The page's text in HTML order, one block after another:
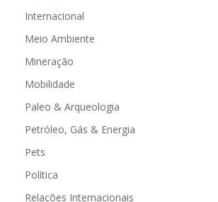
Internacional
Meio Ambiente
Mineração
Mobilidade
Paleo & Arqueologia
Petróleo, Gás & Energia
Pets
Política
Relações Internacionais